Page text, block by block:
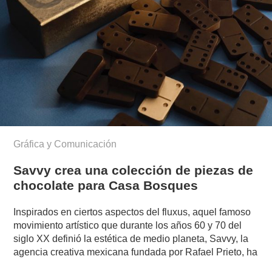
Gráfica y Comunicación
Savvy crea una colección de piezas de
chocolate para Casa Bosques
Inspirados en ciertos aspectos del fluxus, aquel famoso
movimiento artístico que durante los años 60 y 70 del
siglo XX definió la estética de medio planeta, Savvy, la
agencia creativa mexicana fundada por Rafael Prieto, ha